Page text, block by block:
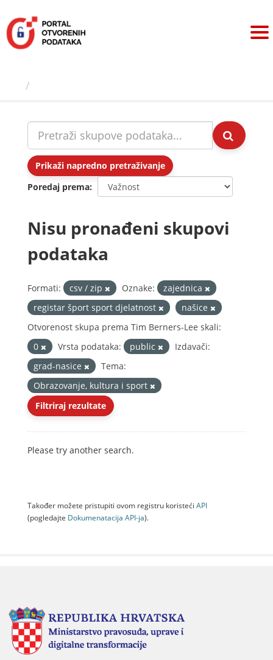
sadržaj
Prikaži napredno pretraživanje
Poredaj prema
Nisu pronađeni skupovi
podataka
Formati: csv / zip Oznake:
zajednica
registar šport sport djelatnost
našice
Otvorenost skupa prema Tim Berners-Lee skali:
0
Vrsta podataka: public
Izdavači:
grad-nasice
Tema:
Obrazovanje, kultura i sport
Filtriraj rezultate
Please try another search.
Također možete pristupiti ovom registru koristeći API
(pogledajte Dokumenаtаcijа API-jа).